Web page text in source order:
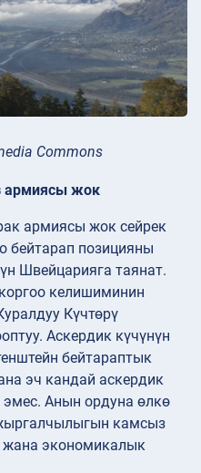
Commons
армиясы жок
армиясы жок сейрек
бейтарап позицияны
Швейцарияга таянат.
келишиминин
Күчтөрү
Аскердик күчүнүн
бейтараптык
эч кандай аскердик
Анын ордуна өлкө
камсыз
экономикалык